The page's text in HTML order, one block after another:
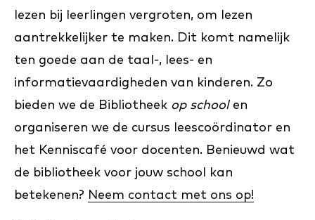
lezen bij leerlingen vergroten, om lezen
aantrekkelijker te maken. Dit komt namelijk
ten goede aan de taal-, lees- en
informatievaardigheden van kinderen. Zo
bieden we de Bibliotheek op schoolen
organiseren we de cursus leescoördinator en
het Kenniscafé voor docenten. Benieuwd wat
de bibliotheek voor jouw school kan
betekenen? Neem contact met ons op!